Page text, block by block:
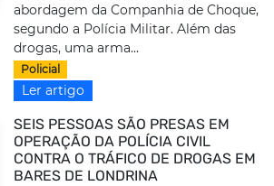
abordagem da Companhia de Choque,
segundo a Polícia Militar. Além das
drogas, uma arma...
Policial
Ler artigo
SEIS PESSOAS SÃO PRESAS EM
OPERAÇÃO DA POLÍCIA CIVIL
CONTRA O TRÁFICO DE DROGAS EM
BARES DE LONDRINA